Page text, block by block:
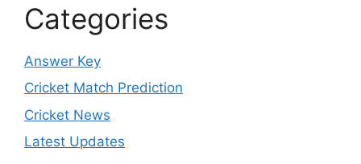
Categories
Answer Key
Cricket Match Prediction
Cricket News
Latest Updates